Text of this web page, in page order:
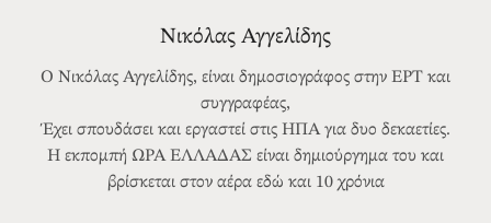
Νικόλας Αγγελίδης
Ο Νικόλας Αγγελίδης, είναι δημοσιογράφος στην ΕΡΤ και
συγγραφέας,
Έχει σπουδάσει και εργαστεί στις ΗΠΑ για δυο δεκαετίες.
Η εκπομπή ΩΡΑ ΕΛΛΑΔΑΣ είναι δημιούργημα του και
βρίσκεται στον αέρα εδώ και 10 χρόνια